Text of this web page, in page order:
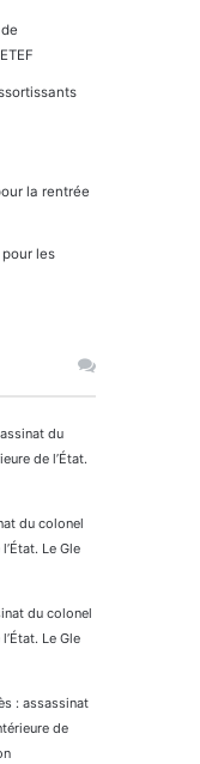
la rentrée
les
du
de l’État.
du colonel
Le Gle
du colonel
Le Gle
: assassinat
de